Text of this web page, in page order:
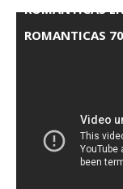
ROMANTICAS
ROMANTICAS